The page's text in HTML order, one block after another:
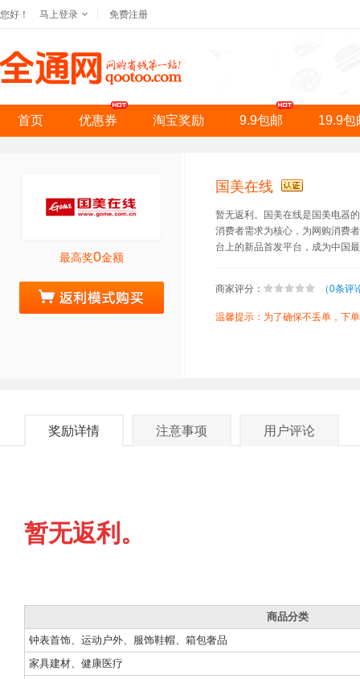
您好！ 马上登录 免费注册
首页 优惠券 淘宝奖励 9.9包邮 19.9包
最高奖0金额
去购物拿奖励
国美在线
暂无返利。国美在线是国美电器
消费者需求为核心，为网购消费
台上的新品首发平台，成为中国
商家评分： （0条评
温馨提示：为了确保不丢单，下
奖励详情 注意事项 用户评论
暂无返利。
商品分类
钟表首饰、运动户外、服饰鞋帽、箱包奢品
家具建材、健康医疗